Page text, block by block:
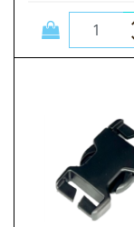
Quantità